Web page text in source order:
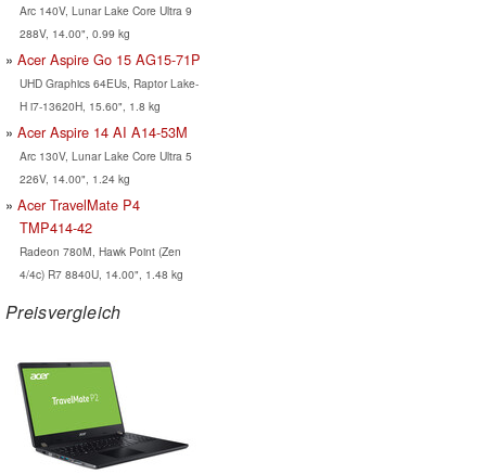
Arc 140V, Lunar Lake Core Ultra 9
288V, 14.00", 0.99 kg
Acer Aspire Go 15 AG15-71P
UHD Graphics 64EUs, Raptor Lake-
H i7-13620H, 15.60", 1.8 kg
Acer Aspire 14 AI A14-53M
Arc 130V, Lunar Lake Core Ultra 5
226V, 14.00", 1.24 kg
Acer TravelMate P4
TMP414-42
Radeon 780M, Hawk Point (Zen
4/4c) R7 8840U, 14.00", 1.48 kg
Preisvergleich